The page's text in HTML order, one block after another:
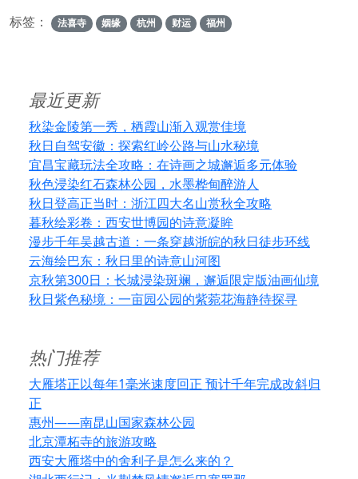
标签：
法喜寺 姻缘 杭州 财运 福州
最近更新
秋染金陵第一秀，栖霞山渐入观赏佳境
秋日自驾安徽：探索红岭公路与山水秘境
宜昌宝藏玩法全攻略：在诗画之城邂逅多元体验
秋色浸染红石森林公园，水墨桦甸醉游人
秋日登高正当时：浙江四大名山赏秋全攻略
暮秋绘彩卷：西安世博园的诗意凝眸
漫步千年吴越古道：一条穿越浙皖的秋日徒步环线
云海绘巴东：秋日里的诗意山河图
京秋第300日：长城浸染斑斓，邂逅限定版油画仙境
秋日紫色秘境：一亩园公园的紫菀花海静待探寻
热门推荐
大雁塔正以每年1毫米速度回正 预计千年完成改斜归
正
惠州——南昆山国家森林公园
北京潭柘寺的旅游攻略
西安大雁塔中的舍利子是怎么来的？